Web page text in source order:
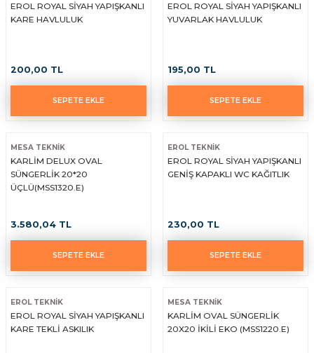
EROL ROYAL SİYAH YAPIŞKANLI
KARE HAVLULUK
200,00 TL
SEPETE EKLE
EROL ROYAL SİYAH YAPIŞKANLI
YUVARLAK HAVLULUK
195,00 TL
SEPETE EKLE
MESA TEKNİK
KARLİM DELUX OVAL
SÜNGERLİK 20*20
ÜÇLÜ(MSS1320.E)
3.580,04 TL
SEPETE EKLE
EROL TEKNİK
EROL ROYAL SİYAH YAPIŞKANLI
GENİŞ KAPAKLI WC KAĞITLIK
230,00 TL
SEPETE EKLE
EROL TEKNİK
EROL ROYAL SİYAH YAPIŞKANLI
KARE TEKLİ ASKILIK
MESA TEKNİK
KARLİM OVAL SÜNGERLİK
20X20 İKİLİ EKO (MSS1220.E)